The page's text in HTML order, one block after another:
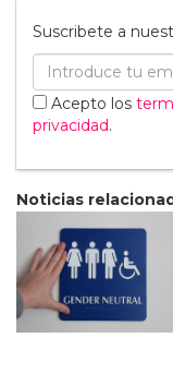
Suscribete a
Acepto los
privacidad.
Noticias